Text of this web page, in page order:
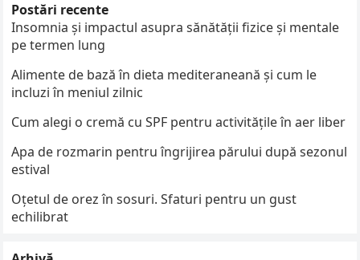
Postări recente
Insomnia și impactul asupra sănătății fizice și mentale
pe termen lung
Alimente de bază în dieta mediteraneană și cum le
incluzi în meniul zilnic
Cum alegi o cremă cu SPF pentru activitățile în aer liber
Apa de rozmarin pentru îngrijirea părului după sezonul
estival
Oțetul de orez în sosuri. Sfaturi pentru un gust
echilibrat